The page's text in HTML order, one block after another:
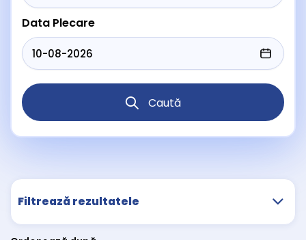
Data Plecare
Caută
Filtrează rezultatele